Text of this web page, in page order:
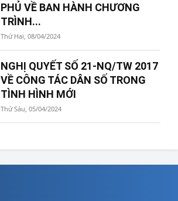
PHỦ VỀ BAN HÀNH CHƯƠNG
TRÌNH...
Thứ Hai, 08/04/2024
NGHỊ QUYẾT SỐ 21-NQ/TW 2017
VỀ CÔNG TÁC DÂN SỐ TRONG
TÌNH HÌNH MỚI
Thứ Sáu, 05/04/2024